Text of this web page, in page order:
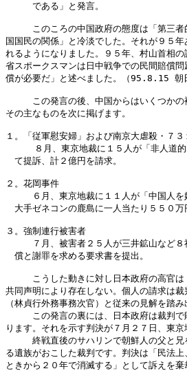
である」と発言。
このころの中国政府の態度は「第三者
国国民の関係」と冷淡でした。それが９５
れるようになりました。９５年、村山首相
省スポークスマンは日中戦争での民間賠償
償が必要だ」と述べました。（95.8.15 朝
この発言の後、中国からはいくつかの
その主なものを次に掲げます。
１。「従軍慰安婦」および南京大虐殺・７
８月、東京地裁に１５人が「非人道的
て提訴、計２億円を請求。
２。花岡事件
６月、東京地裁に１１人が「中国人を
大手ゼネコンの鹿島に一人当たり５５０万
３。強制連行被害者
７月、被害者２５人が三井鉱山など８
償と謝罪を求める要求書を提出。
こうした動きに対し日本政府の高官は
共同声明により存在しない。個人の請求は
（林貞行外務事務次官）と従来の見解を踏
この発言の裏には、日本政府は裁判で
ります。それを示す判決が７月２７日、東京
終戦直後のサハリンで朝鮮人の父と兄
る遺族がおこした裁判です。判決は「民法
ときから２０年で消滅する」として訴えを棄